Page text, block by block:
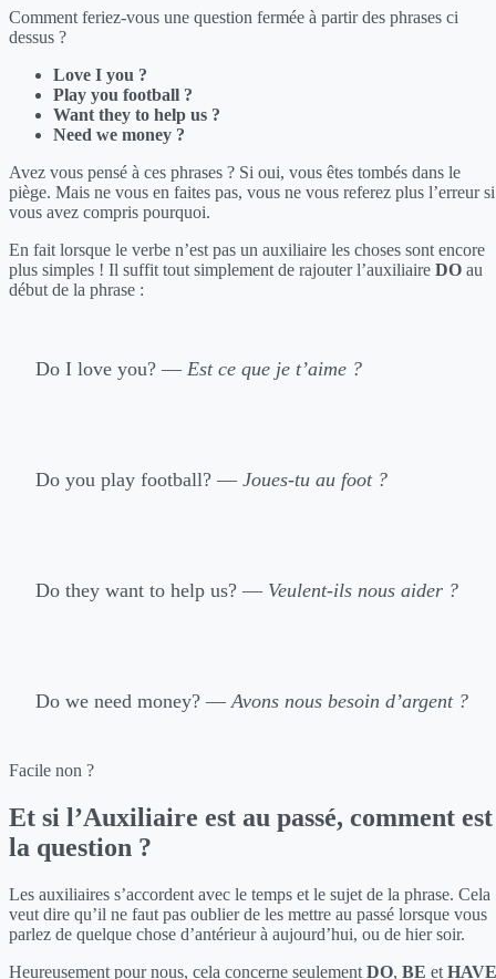
Comment feriez-vous une question fermée à partir des phrases ci
dessus ?
Love I you ?
Play you football ?
Want they to help us ?
Need we money ?
Avez vous pensé à ces phrases ? Si oui, vous êtes tombés dans le
piège. Mais ne vous en faites pas, vous ne vous referez plus l’erreur si
vous avez compris pourquoi.
En fait lorsque le verbe n’est pas un auxiliaire les choses sont encore
plus simples ! Il suffit tout simplement de rajouter l’auxiliaire DO au
début de la phrase :
Do I love you? — Est ce que je t’aime ?
Do you play football? — Joues-tu au foot ?
Do they want to help us? — Veulent-ils nous aider ?
Do we need money? —Avons nous besoin d’argent ?
Facile non ?
Et si l’Auxiliaire est au passé, comment est
la question ?
Les auxiliaires s’accordent avec le temps et le sujet de la phrase. Cela
veut dire qu’il ne faut pas oublier de les mettre au passé lorsque vous
parlez de quelque chose d’antérieur à aujourd’hui, ou de hier soir.
Heureusement pour nous, cela concerne seulement DO, BE et HAVE